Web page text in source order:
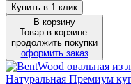
Купить в 1 клик
В корзину
Товар в корзине.
продолжить покупки
оформить заказ